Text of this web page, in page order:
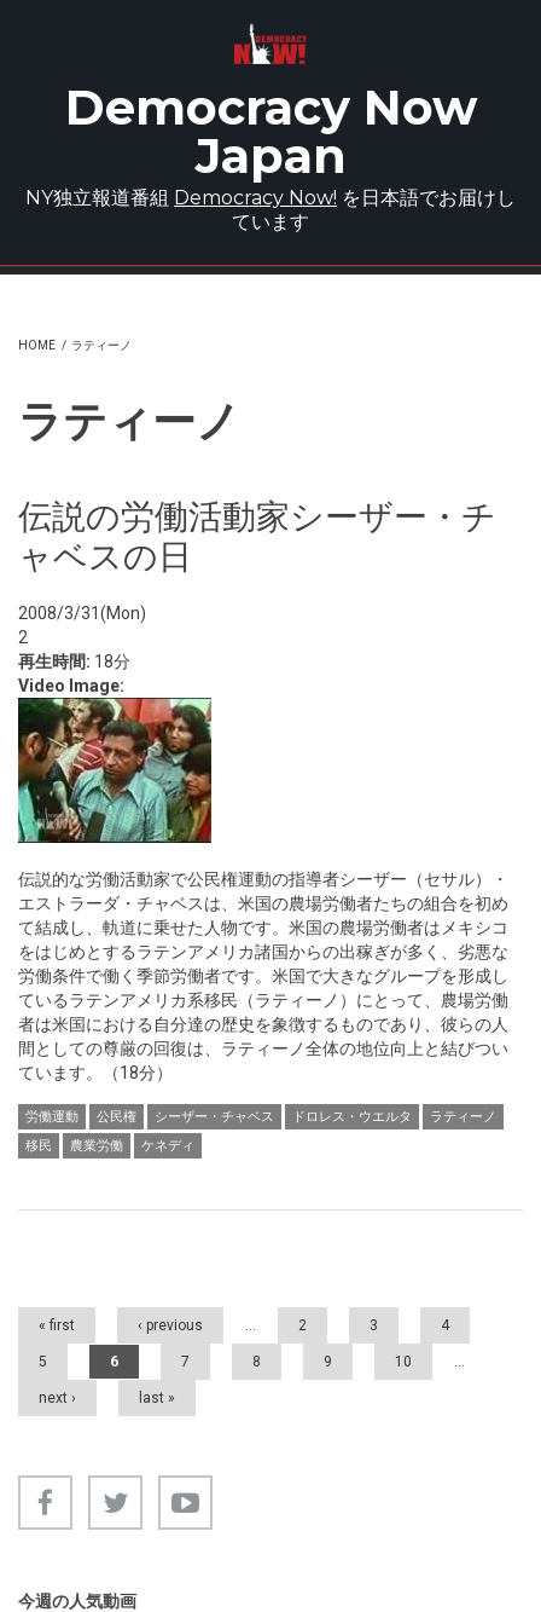
Democracy Now
Japan
NY独立報道番組 Democracy Now! を日本語でお届けし
ています
HOME / ラティーノ
ラティーノ
伝説の労働活動家シーザー・チ
ャベスの日
2008/3/31(Mon)
2
再生時間: 18分
Video Image:
伝説的な労働活動家で公民権運動の指導者シーザー（セサル）・
エストラーダ・チャベスは、米国の農場労働者たちの組合を初め
て結成し、軌道に乗せた人物です。米国の農場労働者はメキシコ
をはじめとするラテンアメリカ諸国からの出稼ぎが多く、劣悪な
労働条件で働く季節労働者です。米国で大きなグループを形成し
ているラテンアメリカ系移民（ラティーノ）にとって、農場労働
者は米国における自分達の歴史を象徴するものであり、彼らの人
間としての尊厳の回復は、ラティーノ全体の地位向上と結びつい
ています。（18分）
労働運動 公民権 シーザー・チャベス ドロレス・ウエルタ
ラティーノ
移民
農業労働 ケネディ
Pages
« first ‹ previous … 2 3 4
5 6 7 8 9 10 …
next › last »
今週の人気動画